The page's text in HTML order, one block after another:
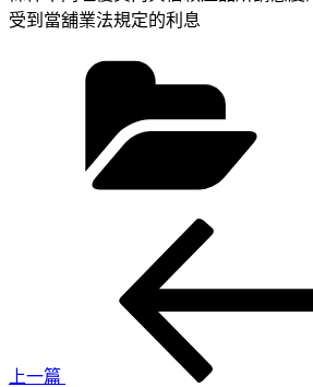
受到當舖業法規定的利息
上一篇